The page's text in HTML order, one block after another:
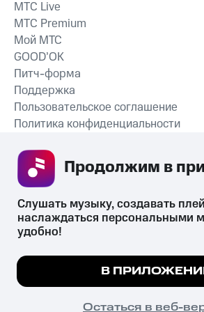
СКАЧАТЬ
MTС Live
MTС Premium
Мой МТС
GOOD’OK
Питч-форма
Поддержка
Пользовательское соглашение
Политика конфиденциальности
психотропных веществ, их аналогов
их незаконный оборот запрещён и влечёт
законодательством ответственность.
© 2026 ООО «КИОН».
Мы используем куки, чтобы на
Подробнее
ПОНЯТНО
Слушать музыку, создавать
наслаждаться персональными
удобно!
В
Остаться в веб-